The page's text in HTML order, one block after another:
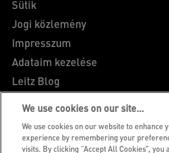
Sütik
Jogi közlemény
Impresszum
Adataim kezelése
Leitz Blog
Álláslehetőségek
Leitz EasyPrint
Ügyfélszolgálat
We use cookies on our site…
We use cookies on our website to enhance
experience by remembering your
visits. By clicking “Accept All Cookies”, you